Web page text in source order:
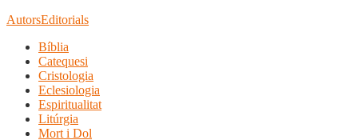
AutorsEditorials
Bíblia
Catequesi
Cristologia
Eclesiologia
Espiritualitat
Litúrgia
Mort i Dol